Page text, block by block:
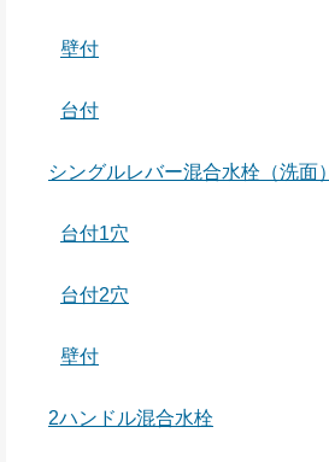
壁付
台付
シングルレバー混合水栓（洗面）
台付1穴
台付2穴
壁付
2ハンドル混合水栓